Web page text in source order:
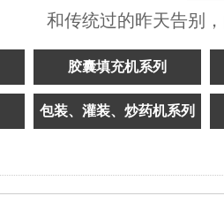
和传统过的昨天告别
胶囊填充机系列
包装、灌装、炒药机系列